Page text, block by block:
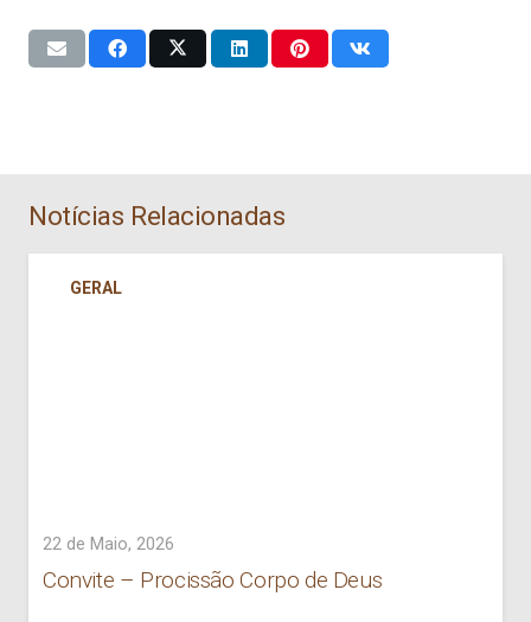
Notícias Relacionadas
GERAL
22 de Maio, 2026
Convite – Procissão Corpo de Deus